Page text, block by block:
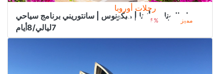
مميز 5%
رحلات أوروبا
من 4.300﷼ 4.050﷼
رحلة اليونان - أثينا | ميكونوس | سانتوريني برنامج سياحي
7ليالي/8أيام